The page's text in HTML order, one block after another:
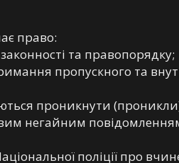
право:
та правопорядку;
пропускного та
проникнути
негайним
поліції про